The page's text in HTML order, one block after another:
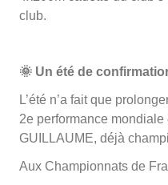
club.
🌞 Un été de
L’été n’a fait que
2e performance
GUILLAUME, déjà
Aux Championnats de